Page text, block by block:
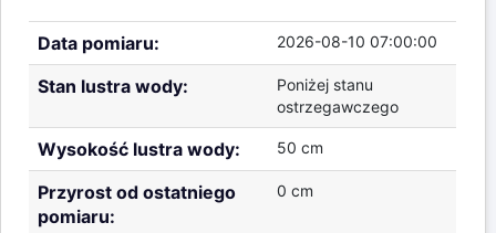
Data pomiaru: 2026-08-10 07:00:00
Stan lustra wody:
Poniżej stanu
ostrzegawczego
Wysokość lustra wody: 50 cm
Przyrost od ostatniego
pomiaru:
0 cm